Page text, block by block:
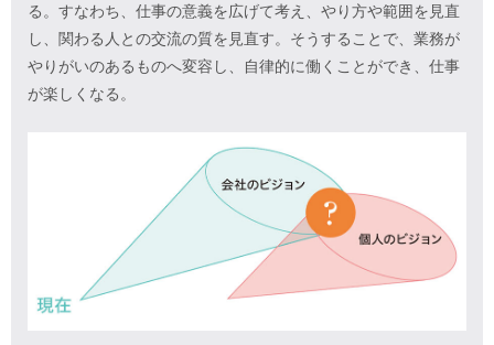
る。すなわち、仕事の意義を広げて考え、やり方や範囲を見直
し、関わる人との交流の質を見直す。そうすることで、業務が
やりがいのあるものへ変容し、自律的に働くことができ、仕事
が楽しくなる。